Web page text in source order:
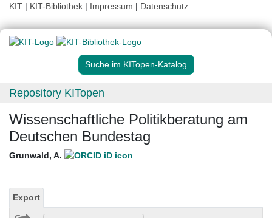
KIT | KIT-Bibliothek | Impressum | Datenschutz
Suche im KITopen-Katalog
Repository KITopen
Wissenschaftliche Politikberatung am
Deutschen Bundestag
Grunwald, A.
Export